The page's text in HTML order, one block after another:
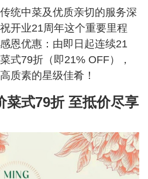
统中菜及优质亲切的服务深
开业21周年这个重要里程
恩优惠：由即日起连续21
式79折（即21% OFF），
质素的星级佳肴！
菜式79折 至抵价尽享